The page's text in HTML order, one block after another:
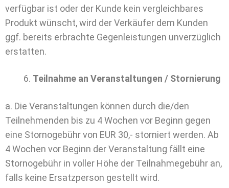
verfügbar ist oder der Kunde kein vergleichbares
Produkt wünscht, wird der Verkäufer dem Kunden
ggf. bereits erbrachte Gegenleistungen unverzüglich
erstatten.
Teilnahme an Veranstaltungen / Stornierung
a. Die Veranstaltungen können durch die/den
Teilnehmenden bis zu 4 Wochen vor Beginn gegen
eine Stornogebühr von EUR 30,- storniert werden. Ab
4 Wochen vor Beginn der Veranstaltung fällt eine
Stornogebühr in voller Höhe der Teilnahmegebühr an,
falls keine Ersatzperson gestellt wird.